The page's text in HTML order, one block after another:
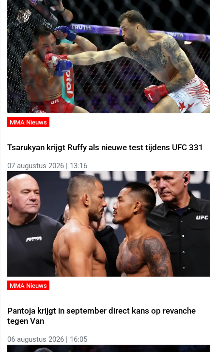
MMA Nieuws
Tsarukyan krijgt Ruffy als nieuwe test tijdens UFC 331
07 augustus 2026 | 13:16
MMA Nieuws
Pantoja krijgt in september direct kans op revanche
tegen Van
06 augustus 2026 | 16:05